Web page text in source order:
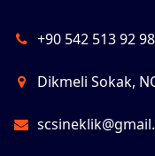
+90 542 513 92 98
Dikmeli Sokak,